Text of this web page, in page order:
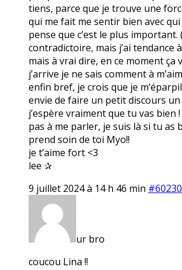
tiens, parce que je trouve une
qui me fait me sentir bien avec
pense que c’est le plus important.
contradictoire, mais j’ai tendance
mais à vrai dire, en ce moment ça
j’arrive je ne sais comment à
enfin bref, je crois que je
envie de faire un petit discours
j’espère vraiment que tu vas bien
pas à me parler, je suis là si tu as
prend soin de toi Myo!!
je t’aime fort <3
lee ✰
9 juillet 2024 à 14 h 46 min #60230
ur bro
coucou Lina !!